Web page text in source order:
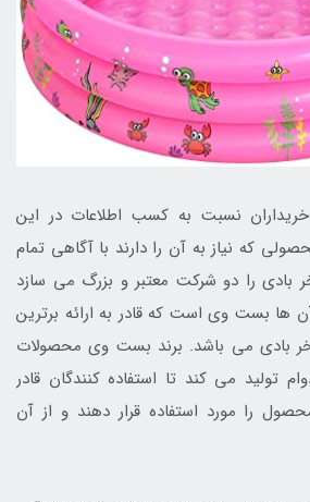
نسبت به کسب اطلاعات در این
که نیاز به آن را دارند با آگاهی تمام
بادی را دو شرکت معتبر و بزرگ می سازد
ها بست وی است که قادر به ارائه برترین
بادی می باشد. برند بست وی محصولات
تولید می کند تا استفاده کنندگان قادر
را مورد استفاده قرار دهند و از آن